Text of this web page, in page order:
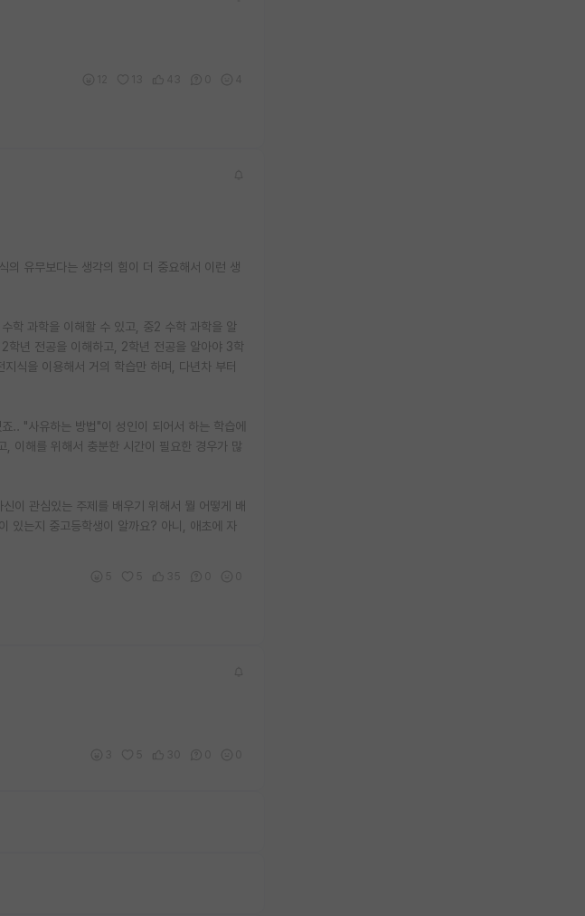
의 유무보다는 생각의 힘이 더 중요해서 이런 생
학 과학을 이해할 수 있고, 중2 수학 과학을 알
학년 전공을 이해하고, 2학년 전공을 알아야 3학
식을 이용해서 거의 학습만 하며, 다년차 부터
.. "사유하는 방법"이 성인이 되어서 하는 학습에
이해를 위해서 충분한 시간이 필요한 경우가 많
이 관심있는 주제를 배우기 위해서 뭘 어떻게 배
있는지 중고등학생이 알까요? 아니, 애초에 자